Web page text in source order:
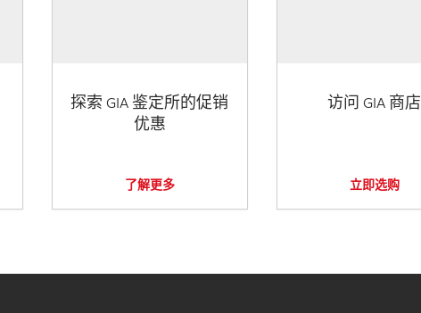
探索 GIA 鉴定所的促销
优惠
了解更多
访问 GIA 商店
立即选购